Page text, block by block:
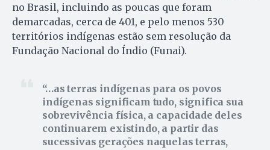
no Brasil, incluindo as poucas que foram
demarcadas, cerca de 401, e pelo menos 530
territórios indígenas estão sem resolução da
Fundação Nacional do Índio (Funai).
…as terras indígenas para os povos
indígenas significam tudo, significa sua
sobrevivência física, a capacidade deles
continuarem existindo, a partir das
sucessivas gerações naquelas terras,